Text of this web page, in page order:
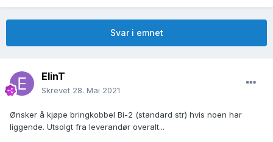
Svar i emnet
ElinT
Skrevet 28. Mai 2021
Ønsker å kjøpe bringkobbel Bi-2 (standard str) hvis noen har
liggende. Utsolgt fra leverandør overalt...